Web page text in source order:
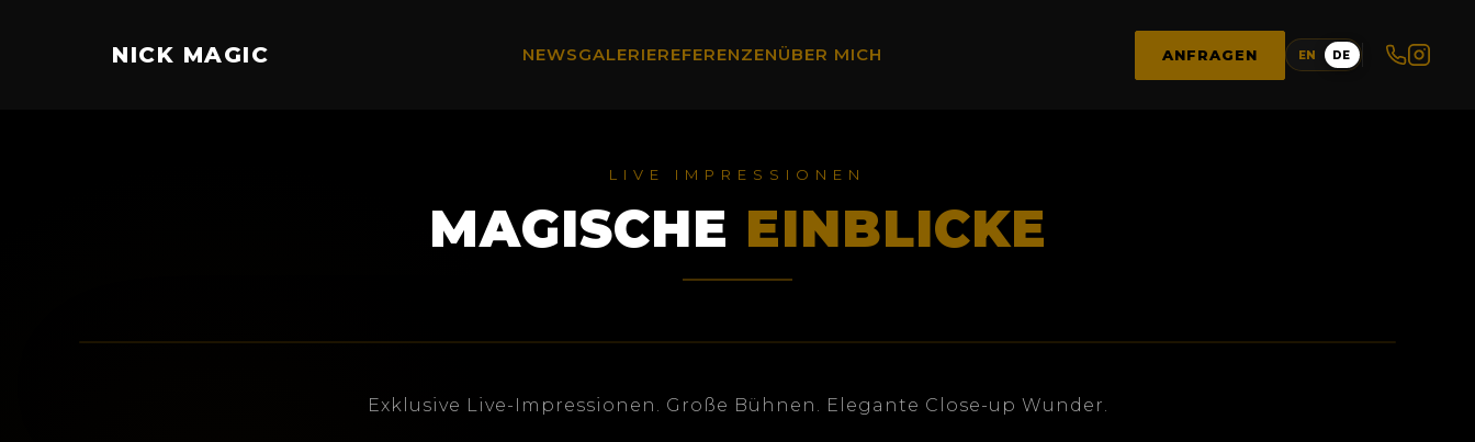
NICK MAGIC NEWSGALERIEREFERENZENÜBER MICH ANFRAGEN EN DE
LIVE IMPRESSIONEN
MAGISCHE EINBLICKE
Exklusive Live-Impressionen. Große Bühnen. Elegante Close-up Wunder.